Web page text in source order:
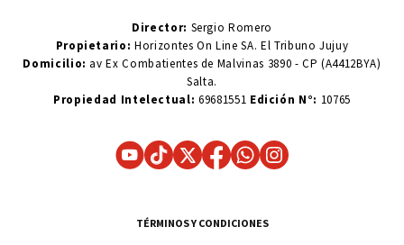
Director: Sergio Romero
Propietario:Horizontes On Line SA. El Tribuno Jujuy
Domicilio: av Ex Combatientes de Malvinas 3890 - CP (A4412BYA)
Salta.
Propiedad Intelectual: 69681551 Edición N°: 10765
TÉRMINOS Y CONDICIONES